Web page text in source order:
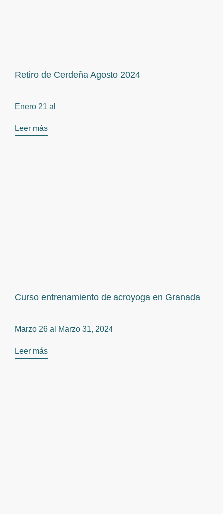
Retiro de Cerdeña Agosto 2024
Enero 21 al
Leer más
Curso entrenamiento de acroyoga en Granada
Marzo 26 al Marzo 31, 2024
Leer más